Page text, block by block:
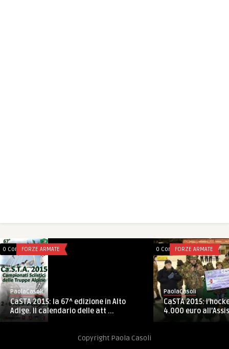
0 CommentsFORZE ARMATE
PaolaCasoli
CaSTA 2015: la 67^ edizione in Alto
Adige. Il calendario delle att ...
0 CommentsFORZE ARMATE
PaolaCasoli
CaSTA 2015:
4.000 euro
Copyright Paola Casoli